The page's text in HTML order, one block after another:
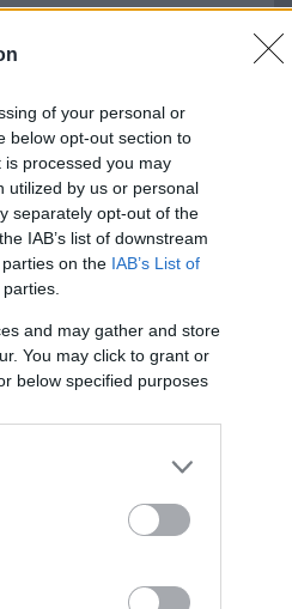
of your personal or
below opt-out section to
processed you may
utilized by us or personal
separately opt-out of the
IAB’s list of downstream
on the IAB’s List of
and may gather and store
You may click to grant or
below specified purposes